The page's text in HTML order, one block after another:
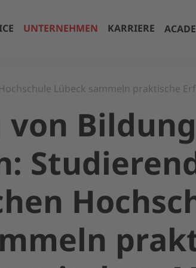
UNTERNEHMEN KARRIERE
Lübeck sammeln praktische